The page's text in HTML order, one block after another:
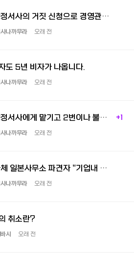
한국인 행정서사의 거짓 신청으로 경영관리비자를 날린 피해자, 저희 사무소에서 회복 성공.
나까무라 오래 전
도 5년 비자가 나옵니다.
나까무라 오래 전
한국인 행정서사에게 맡기고 2번이나 불허를 받은 피해자, 경영관리 인정서 허가. +1
나까무라 오래 전
한국 지자체 일본사무소 파견자 "기업내 전근비자"
나까무라 오래 전
취소란?
시 오래 전